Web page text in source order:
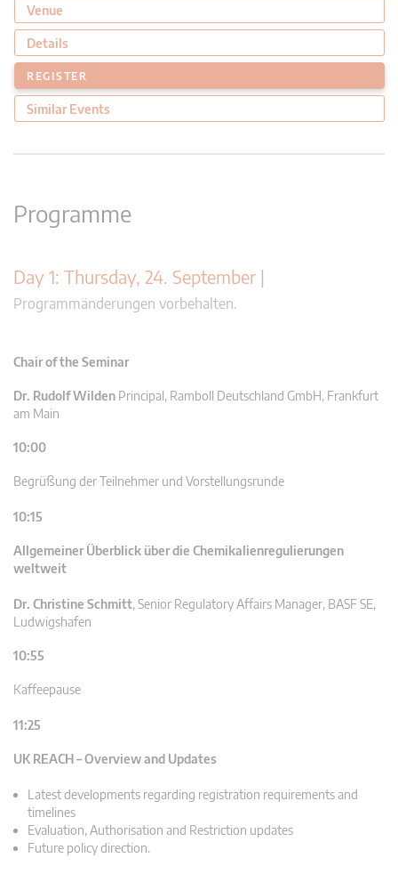
Venue
Details
REGISTER
Similar Events
Programme
Day 1: Thursday, 24. September |
Programmänderungen vorbehalten.
Chair of the Seminar
Dr. Rudolf Wilden Principal, Ramboll Deutschland GmbH, Frankfurt
am Main
10:00
Begrüßung der Teilnehmer und Vorstellungsrunde
10:15
Allgemeiner Überblick über die Chemikalienregulierungen
weltweit
Dr. Christine Schmitt, Senior Regulatory Affairs Manager, BASF SE,
Ludwigshafen
10:55
Kaffeepause
11:25
UK REACH – Overview and Updates
Latest developments regarding registration requirements and
timelines
Evaluation, Authorisation and Restriction updates
Future policy direction.